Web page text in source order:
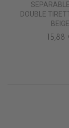
DOUBLE
BEIGE
15,88